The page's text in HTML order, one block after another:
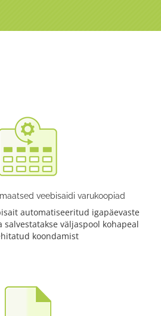
veebisaidi varukoopiad
automatiseeritud igapäevaste
väljaspool kohapeal
koondamist